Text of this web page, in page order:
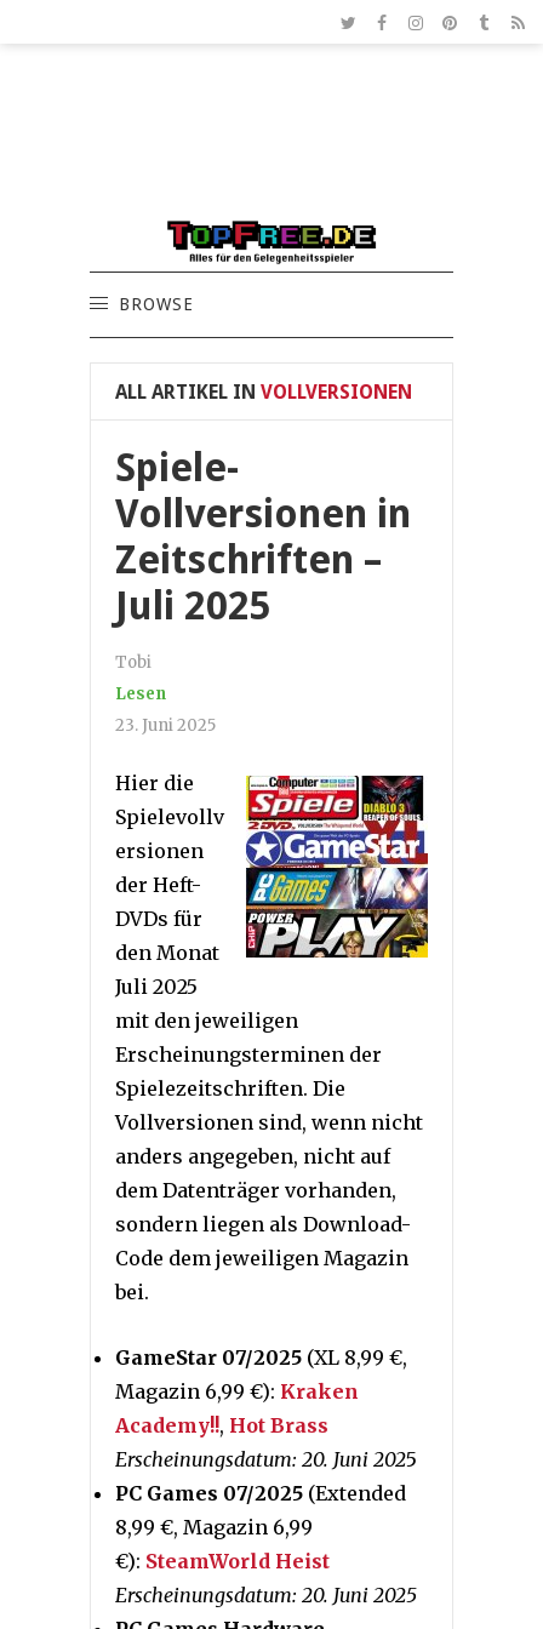
BROWSE
ALL ARTIKEL IN VOLLVERSIONEN
Spiele-
Vollversionen in
Zeitschriften –
Juli 2025
Tobi
Lesen
23. Juni 2025
Hier die
Spielevollv
ersionen
der Heft-
DVDs für
den Monat
Juli 2025
mit den jeweiligen
Erscheinungsterminen der
Spielezeitschriften. Die
Vollversionen sind, wenn nicht
anders angegeben, nicht auf
dem Datenträger vorhanden,
sondern liegen als Download-
Code dem jeweiligen Magazin
bei.
GameStar 07/2025 (XL 8,99 €,
Magazin 6,99 €): Kraken
Academy!!, Hot Brass
Erscheinungsdatum: 20. Juni 2025
PC Games 07/2025 (Extended
8,99 €, Magazin 6,99
€): SteamWorld Heist
Erscheinungsdatum: 20. Juni 2025